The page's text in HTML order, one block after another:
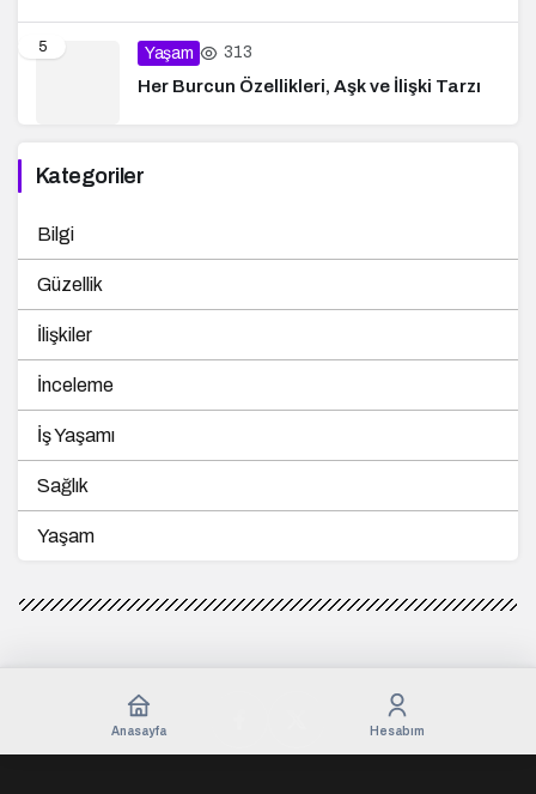
5 Yaşam 313
Her Burcun Özellikleri, Aşk ve İlişki Tarzı
Kategoriler
Bilgi
Güzellik
İlişkiler
İnceleme
İş Yaşamı
Sağlık
Yaşam
Anasayfa Hesabım